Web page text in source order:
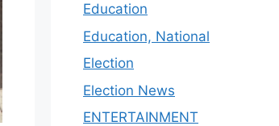
Education
Education, National
Election
Election News
ENTERTAINMENT